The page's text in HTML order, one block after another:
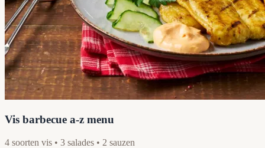
Vis barbecue a-z menu
4 soorten vis • 3 salades • 2 sauzen